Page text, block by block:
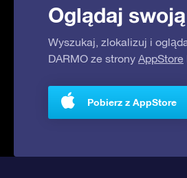
Oglądaj
Wyszukaj, zlokalizuj i
DARMO ze strony AppStore
Pobierz z AppStore